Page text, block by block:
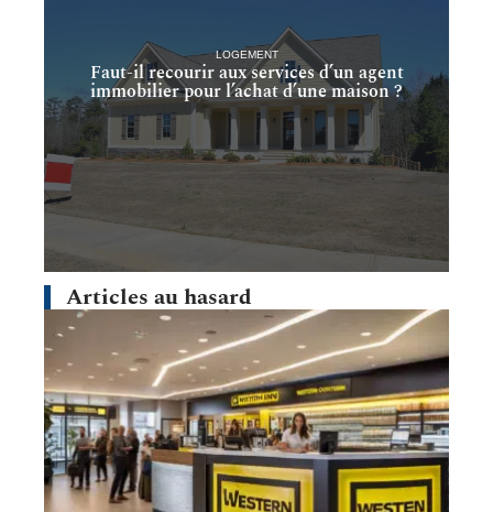
LOGEMENT
Faut-il recourir aux services d’un agent
immobilier pour l’achat d’une maison ?
Articles au hasard